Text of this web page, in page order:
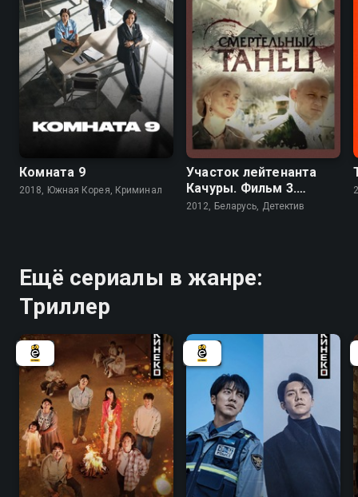
8.0
Комната 9
2018, Южная Корея, Криминал
7.0
Участок лейтенанта
Качуры. Фильм 3.
Смертельный танец
2012, Беларусь, Детектив
Ещё сериалы в жанре:
Триллер